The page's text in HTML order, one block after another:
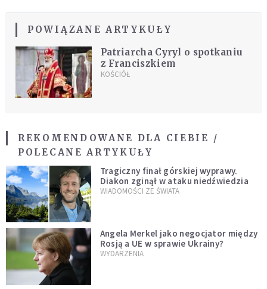
POWIĄZANE ARTYKUŁY
Patriarcha Cyryl o spotkaniu
z Franciszkiem
KOŚCIÓŁ
REKOMENDOWANE DLA CIEBIE /
POLECANE ARTYKUŁY
Tragiczny finał górskiej wyprawy.
Diakon zginął w ataku niedźwiedzia
WIADOMOŚCI ZE ŚWIATA
Angela Merkel jako negocjator między
Rosją a UE w sprawie Ukrainy?
WYDARZENIA